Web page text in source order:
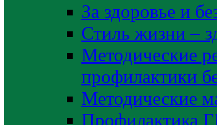
За здоровье и
Стиль жизни –
Методические
профилактики
Методические